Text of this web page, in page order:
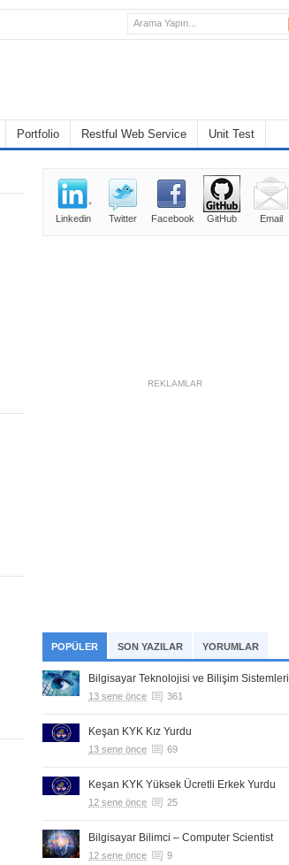
Portfolio Restful Web Service Unit Test
Linkedin Twitter Facebook GitHub Email
REKLAMLAR
POPÜLER SON YAZILAR YORUMLAR
Bilgisayar Teknolojisi ve Bilişim Sistemleri
13 sene önce 361
Keşan KYK Kız Yurdu
13 sene önce 69
Keşan KYK Yüksek Ücretli Erkek Yurdu
12 sene önce 25
Bilgisayar Bilimci – Computer Scientist
12 sene önce 9